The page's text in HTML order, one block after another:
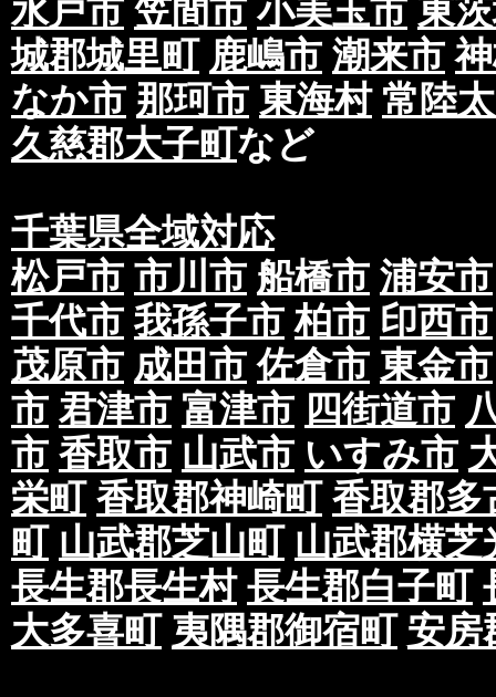
水戸市 笠間市 小美玉市 東
城郡城里町 鹿嶋市 潮来市
なか市 那珂市 東海村 常陸
久慈郡大子町など
千葉県全域対応
松戸市 市川市 船橋市 浦安市
千代市 我孫子市 柏市 印西市
茂原市 成田市 佐倉市 東金市
市 君津市 富津市 四街道市
市 香取市 山武市 いすみ市
栄町 香取郡神崎町 香取郡多
町 山武郡芝山町 山武郡横芝
長生郡長生村 長生郡白子町
大多喜町 夷隅郡御宿町 安房